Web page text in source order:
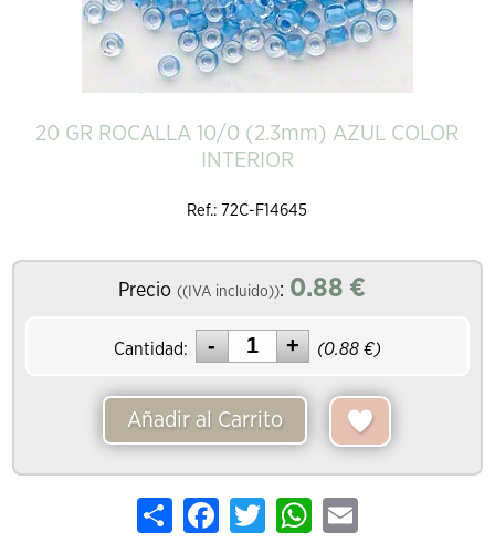
20 GR ROCALLA 10/0 (2.3mm) AZUL COLOR
INTERIOR
Ref.: 72C-F14645
Precio ((IVA incluido)): 0.88 €
Cantidad: (0.88€)
Añadir al Carrito
Share FacebookTwitterWhatsApp
Email